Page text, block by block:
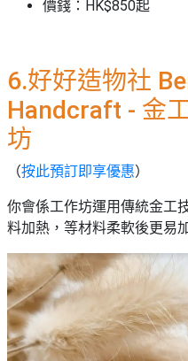
價錢：HK$850起
6.好好造物社
Handcraft - 金
坊
（按此預訂即享優惠）
你會係工作坊運用傳統金工
料加熱，等材料柔軟後更易